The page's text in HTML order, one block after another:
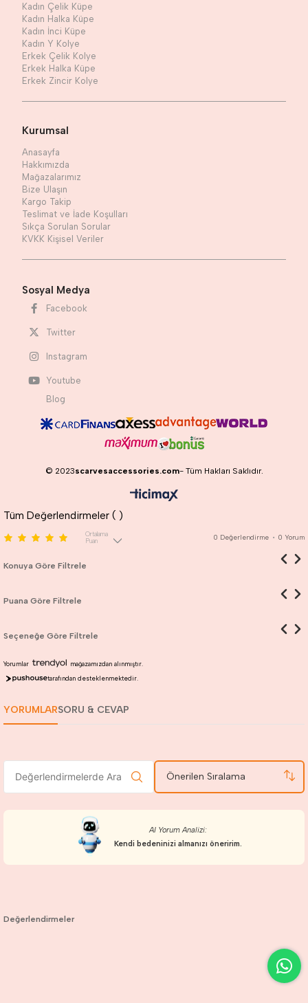
Kadın Çelik Küpe
Kadın Halka Küpe
Kadın İnci Küpe
Kadın Y Kolye
Erkek Çelik Kolye
Erkek Halka Küpe
Erkek Zincir Kolye
Kurumsal
Anasayfa
Hakkımızda
Mağazalarımız
Bize Ulaşın
Kargo Takip
Teslimat ve İade Koşulları
Sıkça Sorulan Sorular
KVKK Kişisel Veriler
Sosyal Medya
Facebook
Twitter
Instagram
Youtube
Blog
© 2023scarvesaccessories.com- Tüm Hakları Saklıdır.
Tüm Değerlendirmeler ( )
Ortalama
Puan
0 Değerlendirme • 0 Yorum
Konuya Göre Filtrele
Puana Göre Filtrele
Seçeneğe Göre Filtrele
Yorumlar
mağazamızdan alınmıştır.
tarafından desteklenmektedir.
YORUMLARSORU & CEVAP
Önerilen Sıralama
AI Yorum Analizi:
Kendi bedeninizi almanızı öneririm.
Değerlendirmeler